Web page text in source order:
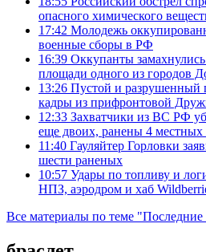
опасного химического
17:42 Молодежь
военные сборы в РФ
16:39 Оккупанты
площади одного из городов
13:26 Пустой и разрушенный
кадры из прифронтовой
12:33 Захватчики из ВС РФ
еще двоих, ранены 4 местных
11:40 Гауляйтер Горловки
шести раненых
10:57 Удары по топливу и
НПЗ, аэродром и хаб
Все материалы по теме "Последние